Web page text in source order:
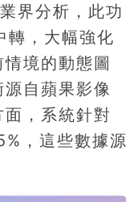
界分析，此功
轉，大幅強化
境的動態圖
自蘋果影像
，系統針對
，這些數據源